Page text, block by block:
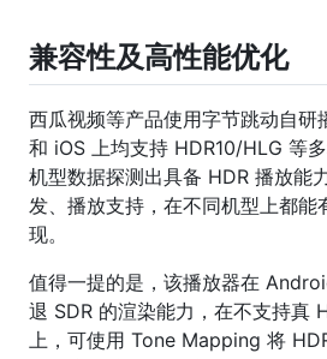
兼容性及高性能优化
西瓜视频等产品使用字节跳动自
和 iOS 上均支持 HDR10/HLG 等
机型数据探测出具备 HDR 播放能
发、播放支持，在不同机型上都能
现。
值得一提的是，该播放器在
退 SDR 的渲染能力，在不支持真
上，可使用 Tone Mapping 将